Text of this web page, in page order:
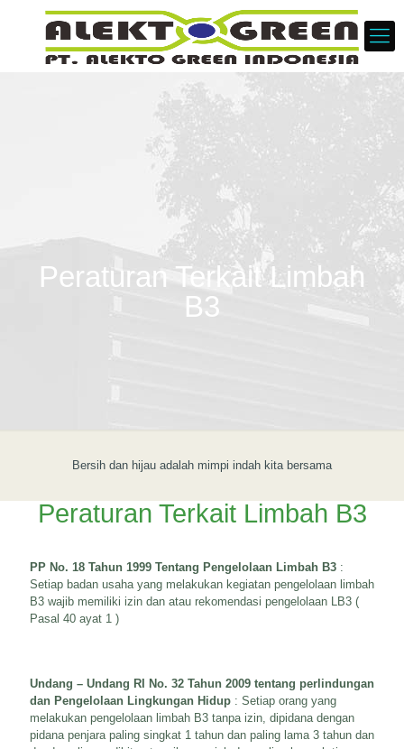
Peraturan Terkait Limbah
B3
Bersih dan hijau adalah mimpi indah kita bersama
Peraturan Terkait Limbah B3
PP No. 18 Tahun 1999 Tentang Pengelolaan Limbah B3 :
Setiap badan usaha yang melakukan kegiatan pengelolaan limbah
B3 wajib memiliki izin dan atau rekomendasi pengelolaan LB3 (
Pasal 40 ayat 1 )
Undang – Undang RI No. 32 Tahun 2009 tentang perlindungan
dan Pengelolaan Lingkungan Hidup : Setiap orang yang
melakukan pengelolaan limbah B3 tanpa izin, dipidana dengan
pidana penjara paling singkat 1 tahun dan paling lama 3 tahun dan